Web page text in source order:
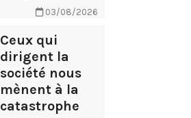
03/08/2026
Ceux qui
dirigent la
société nous
mènent à la
catastrophe